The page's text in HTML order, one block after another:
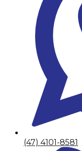
(47) 4101-8581